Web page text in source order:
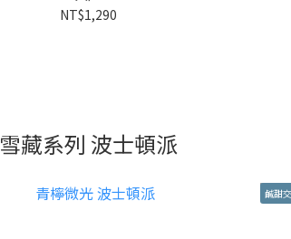
NT$1,290
雪藏系列 波士頓派
鹹甜